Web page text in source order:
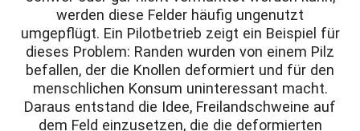
werden diese Felder häufig ungenutzt
umgepflügt. Ein Pilotbetrieb zeigt ein Beispiel für
dieses Problem: Randen wurden von einem Pilz
befallen, der die Knollen deformiert und für den
menschlichen Konsum uninteressant macht.
Daraus entstand die Idee, Freilandschweine auf
dem Feld einzusetzen, die die deformierten